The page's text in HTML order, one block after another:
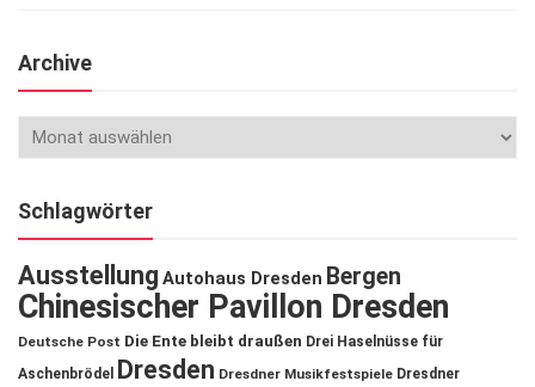
Archive
Schlagwörter
Ausstellung Autohaus Dresden Bergen
Chinesischer Pavillon Dresden
Deutsche Post Die Ente bleibt draußen Drei Haselnüsse für
Aschenbrödel
Dresden Dresdner Musikfestspiele Dresdner